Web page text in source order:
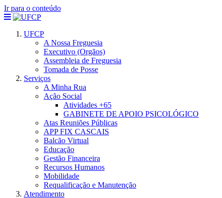
Ir para o conteúdo
UFCP
A Nossa Freguesia
Executivo (Orgãos)
Assembleia de Freguesia
Tomada de Posse
Serviços
A Minha Rua
Ação Social
Atividades +65
GABINETE DE APOIO PSICOLÓGICO
Atas Reuniões Públicas
APP FIX CASCAIS
Balcão Virtual
Educação
Gestão Financeira
Recursos Humanos
Mobilidade
Requalificação e Manutenção
Atendimento